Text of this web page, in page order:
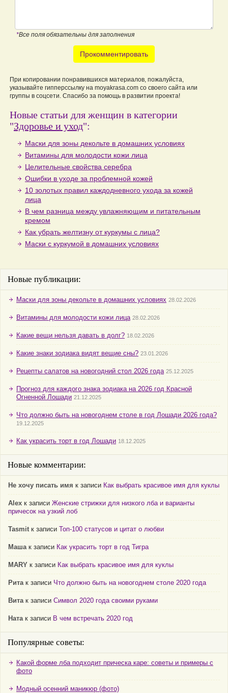
*Все поля обязательны для заполнения
Прокомментировать
При копировании понравившихся материалов, пожалуйста,
указывайте гипперссылку на moyakrasa.com со своего сайта или
группы в соцсети. Спасибо за помощь в развитии проекта!
Новые статьи для женщин в категории
"Здоровье и уход":
Маски для зоны декольте в домашних условиях
Витамины для молодости кожи лица
Целительные свойства серебра
Ошибки в уходе за проблемной кожей
10 золотых правил каждодневного ухода за кожей
лица
В чем разница между увлажняющим и питательным
кремом
Как убрать желтизну от куркумы с лица?
Маски с куркумой в домашних условиях
Новые публикации:
Маски для зоны декольте в домашних условиях 28.02.2026
Витамины для молодости кожи лица 28.02.2026
Какие вещи нельзя давать в долг? 18.02.2026
Какие знаки зодиака видят вещие сны? 23.01.2026
Рецепты салатов на новогодний стол 2026 года 25.12.2025
Прогноз для каждого знака зодиака на 2026 год Красной
Огненной Лошади 21.12.2025
Что должно быть на новогоднем столе в год Лошади 2026 года?
19.12.2025
Как украсить торт в год Лошади 18.12.2025
Новые комментарии:
Не хочу писать имя к записи Как выбрать красивое имя для куклы
Alex к записи Женские стрижки для низкого лба и варианты
причесок на узкий лоб
Tasmit к записи Топ-100 статусов и цитат о любви
Машак записи Как украсить торт в год Тигра
MARY к записи Как выбрать красивое имя для куклы
Ритак записи Что должно быть на новогоднем столе 2020 года
Витак записи Символ 2020 года своими руками
Натак записи В чем встречать 2020 год
Популярные советы:
Какой форме лба подходит прическа каре: советы и примеры с
фото
Модный осенний маникюр (фото)